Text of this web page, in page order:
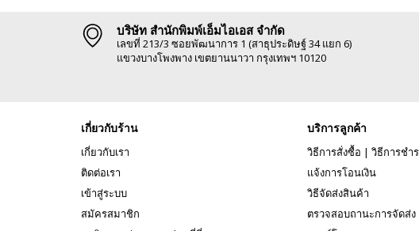
บริษัท สำนักพิมพ์เอ็มไอเอส จำกัด
เลขที่ 213/3 ซอยพัฒนาการ 1 (สาธุประดิษฐ์ 34 แยก 6)
แขวงบางโพงพาง เขตยานนาวา กรุงเทพฯ 10120
เกี่ยวกับร้าน
เกี่ยวกับเรา
ติดต่อเรา
เข้าสู่ระบบ
สมัครสมาชิก
บริการลูกค้า
วิธีการสั่งซื้อ | วิธีการชำ
แจ้งการโอนเงิน
วิธีจัดส่งสินค้า
ตรวจสอบถานะการจัดส่ง